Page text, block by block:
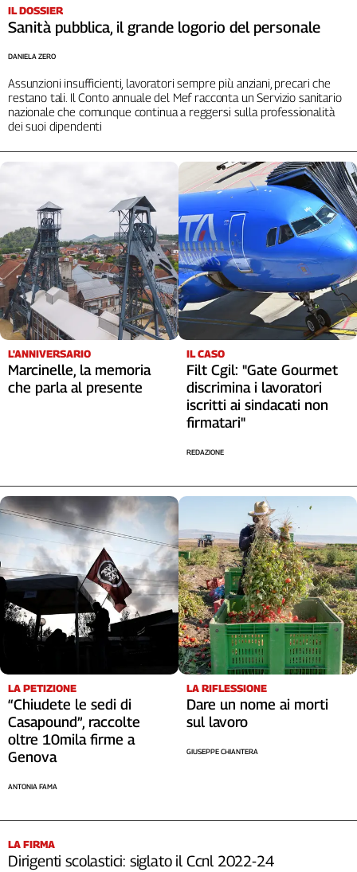
Liguria
Lombardia
Puglia
Sardegna
Sicilia
Toscana
D'Aosta
Veneto
Archivio
Storico
1955-
2014
Cerca
redazione
Newsletter
Social
IL DOSSIER
Sanità pubblica, il grande logorio del personale
Assunzioni insufficienti, lavoratori sempre più anziani, precari che
restano tali. Il Conto annuale del Mef racconta un Servizio sanitario
nazionale che comunque continua a reggersi sulla professionalità
dei suoi dipendenti
DANIELA ZERO
L'ANNIVERSARIO
Marcinelle, la memoria
che parla al presente
IL CASO
Filt Cgil: "Gate Gourmet
discrimina i lavoratori
iscritti ai sindacati non
firmatari"
REDAZIONE
LA PETIZIONE
“Chiudete le sedi di
Casapound”, raccolte
oltre 10mila firme a
Genova
ANTONIA FAMA
LA RIFLESSIONE
Dare un nome ai morti
sul lavoro
GIUSEPPE CHIANTERA
LA FIRMA
Dirigenti scolastici: siglato il Ccnl 2022-24